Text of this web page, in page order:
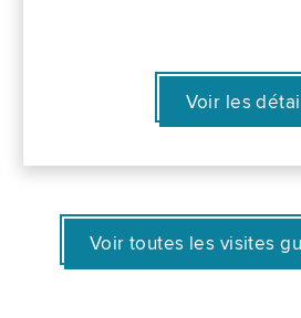
Voir les
Voir toutes les visites